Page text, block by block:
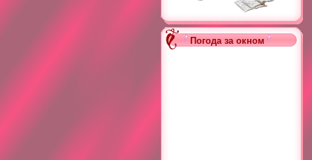
Погода за окном